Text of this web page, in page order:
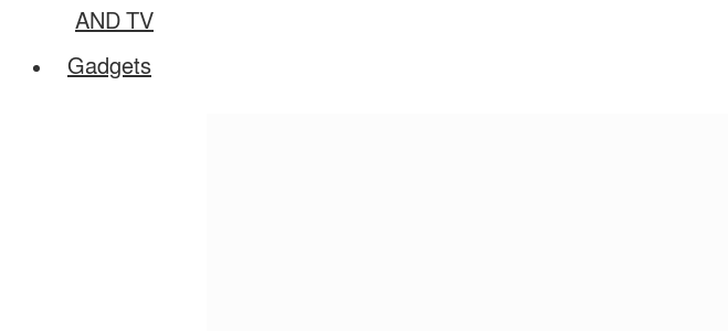
AND TV
Gadgets